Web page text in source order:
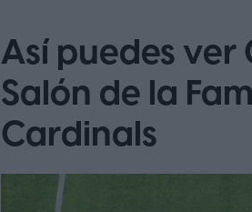
Así puedes ver
Salón de la
Cardinals